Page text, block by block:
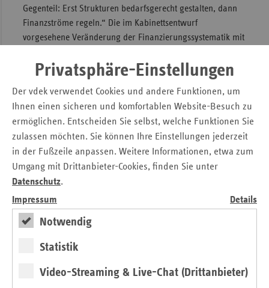
Privatsphäre-Einstellungen
Der vdek verwendet Cookies und andere Funktionen, um
Ihnen einen sicheren und komfortablen Website-Besuch zu
ermöglichen. Entscheiden Sie selbst, welche Funktionen Sie
zulassen möchten. Sie können Ihre Einstellungen jederzeit
in der Fußzeile anpassen. Weitere Informationen, etwa zum
Umgang mit Drittanbieter-Cookies, finden Sie unter
Datenschutz.
Impressum
Details
Notwendig
Statistik
Video-Streaming & Live-Chat (Drittanbieter)
Gegenteil: Erst Strukturen bedarfsgerecht gestalten, dann
Finanzströme regeln.“ Die im Kabinettsentwurf
vorgesehene Veränderung der Finanzierungssystematik mit
nach Leistungsgruppen könne zwar zu der gewünschten
Erneuerung der Krankenhauslandschaft führen. Die
zahlreichen von den Ländern geforderten
Ausnahmeregelungen bewirkten aber in der Umsetzung,
dass sich in einem Großteil der 1.700 Krankenhäuser die
Versorgung nicht verbessere. Die Leidtragenden seien
erstens die Patientinnen und Patienten, deren
Versorgungsqualität nicht steige, zweitens die Beschäftigten
im Gesundheitswesen, deren Arbeitsbedingungen sich nicht
änderten und drittens die beitragszahlenden Versicherten
und Arbeitgeber, die mit ihren Beiträgen die ständig
steigenden Kosten finanzieren müssten.
Mehr-ist-mehr-Politik beenden
„Wir haben in Deutschland im europäischen Vergleich